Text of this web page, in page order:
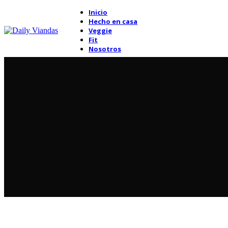
Inicio
Hecho en casa
Veggie
Fit
Nosotros